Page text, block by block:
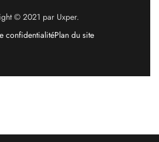
© 2021 par Uxper.
confidentialitéPlan du site